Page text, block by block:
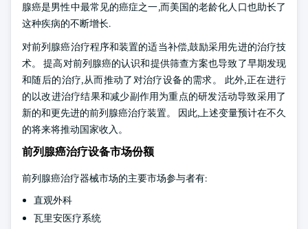
腺癌是男性中最常见的癌症之一,而美国的老龄化人口也助长了
这种疾病的不断增长.
对前列腺癌治疗程序和装置的适当补偿,鼓励采用先进的治疗技
术。 提高对前列腺癌的认识和提供筛查方案也导致了早期发现
和随后的治疗,从而推动了对治疗设备的需求。 此外,正在进行
的以改进治疗结果和减少副作用为重点的研发活动导致采用了
新的和更先进的前列腺癌治疗装置。 因此,上述变量预计在不久
的将来将推动国家收入。
前列腺癌治疗设备市场份额
前列腺癌治疗器械市场的主要市场参与者有:
直观外科
瓦里安医疗系统